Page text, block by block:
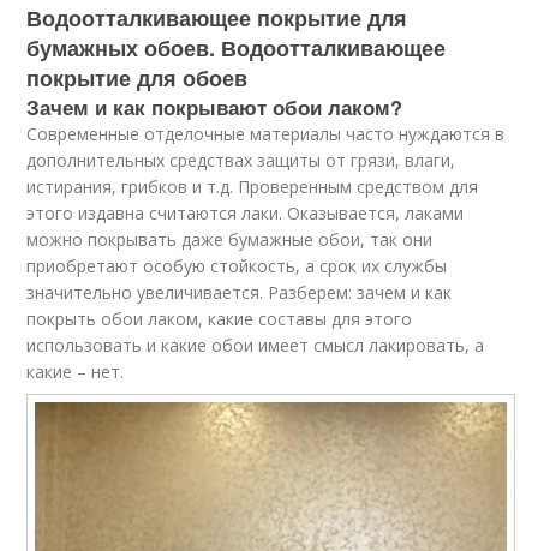
Водоотталкивающее покрытие для
бумажных обоев. Водоотталкивающее
покрытие для обоев
Зачем и как покрывают обои лаком?
Современные отделочные материалы часто нуждаются в
дополнительных средствах защиты от грязи, влаги,
истирания, грибков и т.д. Проверенным средством для
этого издавна считаются лаки. Оказывается, лаками
можно покрывать даже бумажные обои, так они
приобретают особую стойкость, а срок их службы
значительно увеличивается. Разберем: зачем и как
покрыть обои лаком, какие составы для этого
использовать и какие обои имеет смысл лакировать, а
какие – нет.